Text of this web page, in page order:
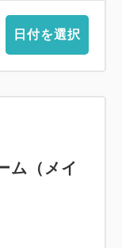
日付を選択
ム（メイ